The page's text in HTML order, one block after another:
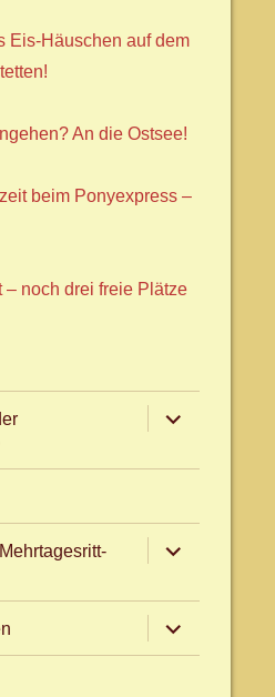
Eis-Häuschen auf dem
An die Ostsee!
beim Ponyexpress –
– noch drei freie Plätze
Untermenü
anzeigen
Untermenü
anzeigen
Untermenü
anzeigen